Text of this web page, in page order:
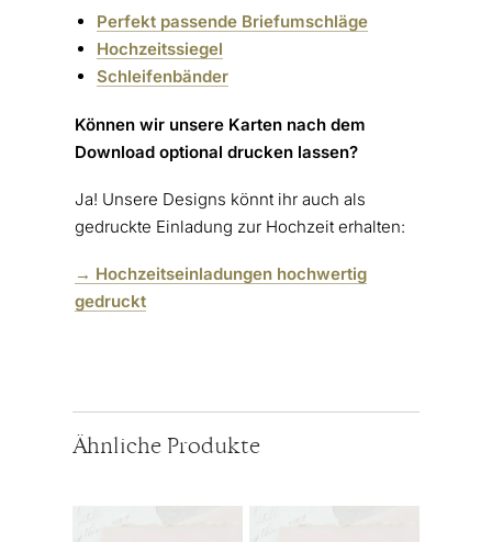
Perfekt passende Briefumschläge
Hochzeitssiegel
Schleifenbänder
Können wir unsere Karten nach dem
Download optional drucken lassen?
Ja! Unsere Designs könnt ihr auch als
gedruckte Einladung zur Hochzeit erhalten:
→ Hochzeitseinladungen hochwertig
gedruckt
Ähnliche Produkte